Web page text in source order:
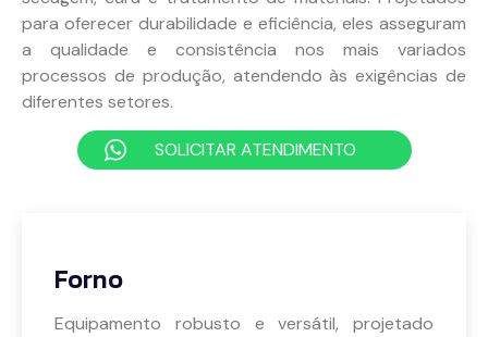
para oferecer durabilidade e eficiência, eles asseguram
a qualidade e consistência nos mais variados
processos de produção, atendendo às exigências de
diferentes setores.
SOLICITAR ATENDIMENTO
Forno
Equipamento robusto e versátil, projetado